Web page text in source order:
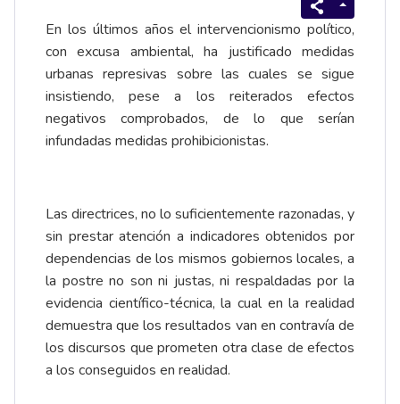
En los últimos años el intervencionismo político,
con excusa ambiental, ha justificado medidas
urbanas represivas sobre las cuales se sigue
insistiendo, pese a los reiterados efectos
negativos comprobados, de lo que serían
infundadas medidas prohibicionistas.
Las directrices, no lo suficientemente razonadas, y
sin prestar atención a indicadores obtenidos por
dependencias de los mismos gobiernos locales, a
la postre no son ni justas, ni respaldadas por la
evidencia científico-técnica, la cual en la realidad
demuestra que los resultados van en contravía de
los discursos que prometen otra clase de efectos
a los conseguidos en realidad.